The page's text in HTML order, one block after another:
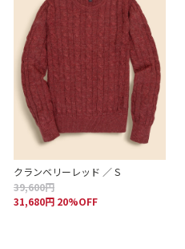
クランベリーレッド ／ S
39,600円
31,680円 20%OFF